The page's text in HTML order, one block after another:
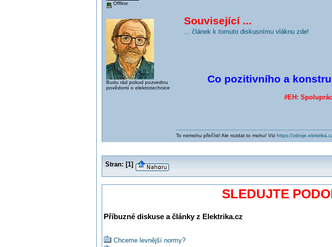
Offline
Budu rád pokud pozvednu
povědomí o elektrotechnice
Související ...
... článek k tomuto diskusnímu vláknu zde!
Co pozitivního a
#EH:
To nemohu přečíst! Ale rozdat to mohu! Viz https://
Stran: [1]
SLEDUJTE
Příbuzné diskuse a články z Elektrika.cz
Chceme levnější normy?